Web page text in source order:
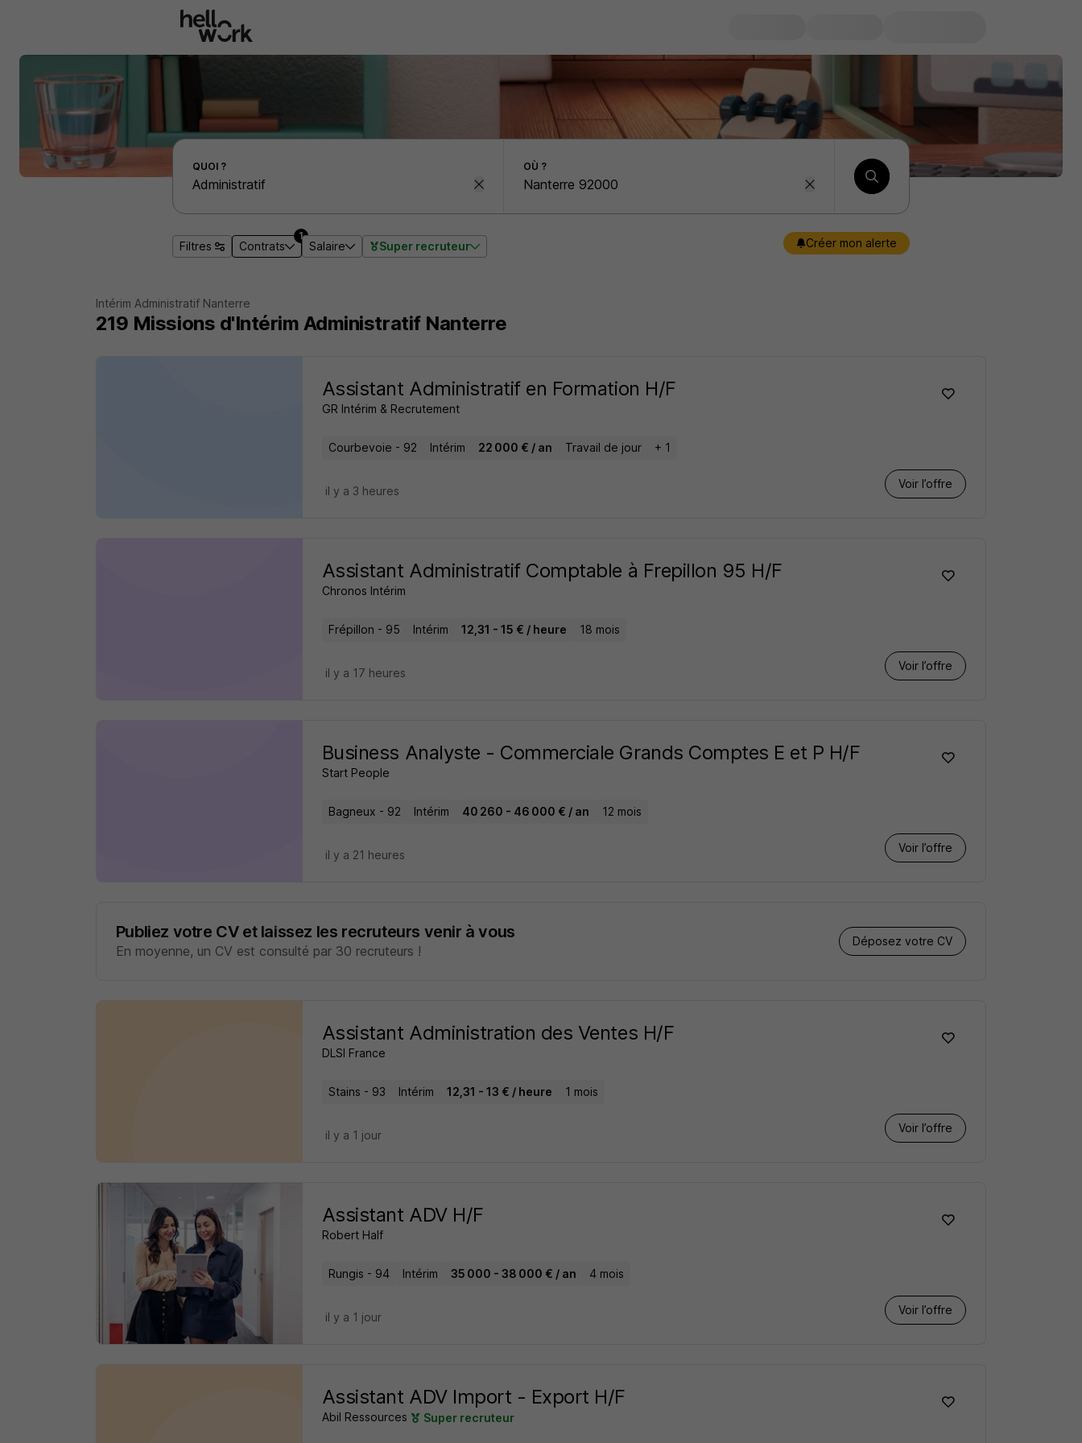
Effectuer une recherche d'emploi par localité
QUOI ? OÙ ?
Filtres Contrats
1
Salaire Super recruteur Créer mon alerte
Intérim Administratif Nanterre
219 Missions d'Intérim Administratif Nanterre
Assistant Administratif en Formation H/F
GR Intérim & Recrutement
Courbevoie - 92 Intérim 22 000 € / an Travail de jour + 1
Voir l’offre
il y a 3 heures
Assistant Administratif Comptable à Frepillon 95 H/F
Chronos Intérim
Frépillon - 95 Intérim 12,31 - 15 € / heure 18 mois
Voir l’offre
il y a 17 heures
Business Analyste - Commerciale Grands Comptes E et P H/F
Start People
Bagneux - 92 Intérim 40 260 - 46 000 € / an 12 mois
Voir l’offre
il y a 21 heures
Publiez votre CV et laissez les recruteurs venir à vous
En moyenne, un CV est consulté par 30 recruteurs !
Déposez votre CV
Assistant Administration des Ventes H/F
DLSI France
Stains - 93 Intérim 12,31 - 13 € / heure 1 mois
Voir l’offre
il y a 1 jour
Assistant ADV H/F
Robert Half
Rungis - 94 Intérim 35 000 - 38 000 € / an 4 mois
Voir l’offre
il y a 1 jour
Assistant ADV Import - Export H/F
Abil Ressources Super recruteur